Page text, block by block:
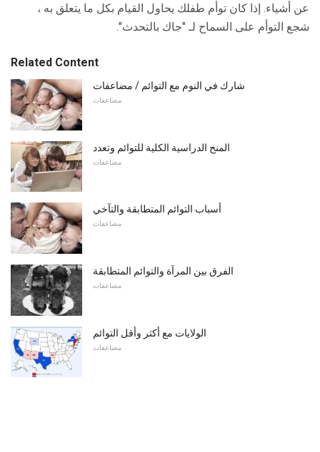
عن أشياء. إذا كان توأم طفلك يحاول القيام بكل ما يتعلق به ،
شجع التوأم على السماح لـ "جاك بالتحدث".
Related Content
شارك في النوم مع التوائم / مضاعفات
مضاعفات
المنح الدراسية الكلية للتوائم وتعدد
مضاعفات
أسباب التوائم المتطابقة والتآخي
مضاعفات
الفرق بين المرآة والتوائم المتطابقة
مضاعفات
الولايات مع أكثر وأقل التوائم
مضاعفات